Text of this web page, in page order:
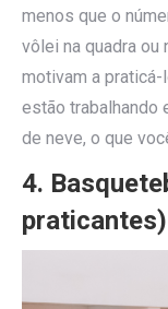
menos que o
vôlei na quadra ou
motivam a
estão trabalhando
de neve, o que
4.
praticantes)